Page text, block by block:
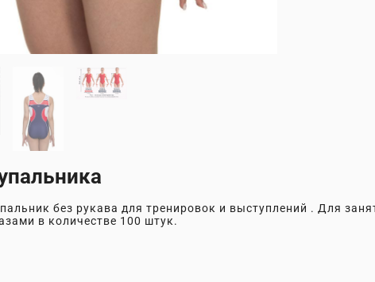
без рукава для тренировок и выступлений . Для
в количестве 100 штук.